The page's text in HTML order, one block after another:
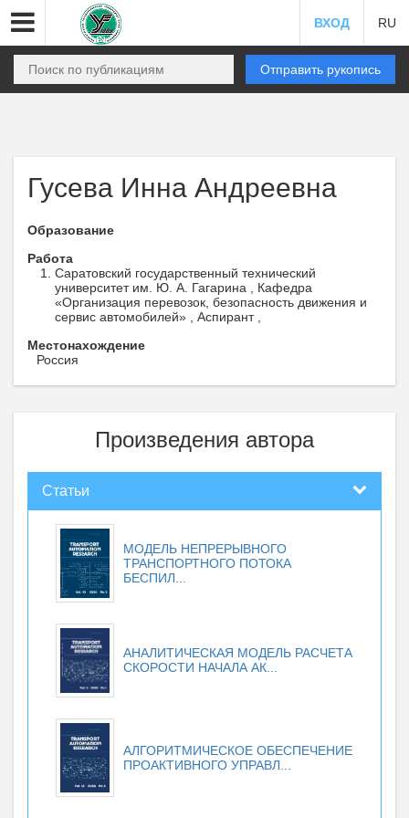
ВХОД RU
Отправить рукопись
Гусева Инна Андреевна
Образование
Работа
Саратовский государственный технический
университет им. Ю. А. Гагарина , Кафедра
«Организация перевозок, безопасность движения и
сервис автомобилей» , Аспирант ,
Местонахождение
Россия
Произведения автора
Статьи
МОДЕЛЬ НЕПРЕРЫВНОГО
ТРАНСПОРТНОГО ПОТОКА
БЕСПИЛ...
АНАЛИТИЧЕСКАЯ МОДЕЛЬ РАСЧЕТА
СКОРОСТИ НАЧАЛА АК...
АЛГОРИТМИЧЕСКОЕ ОБЕСПЕЧЕНИЕ
ПРОАКТИВНОГО УПРАВЛ...